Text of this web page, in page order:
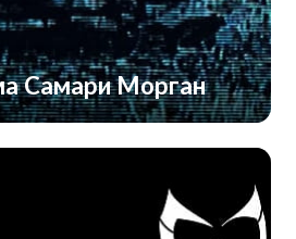
Самари Морган